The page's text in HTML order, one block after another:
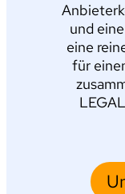
und
eine
für